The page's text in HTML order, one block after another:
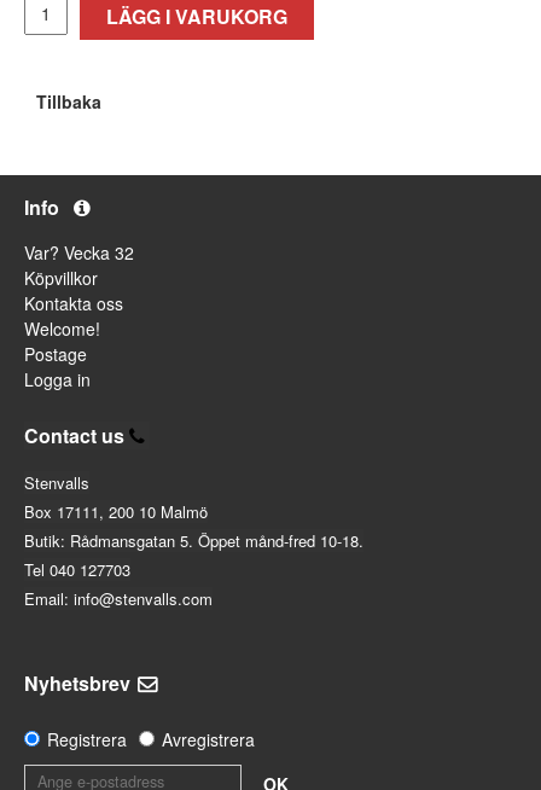
LÄGG I VARUKORG
Tillbaka
Info
Var? Vecka 32
Köpvillkor
Kontakta oss
Welcome!
Postage
Logga in
Contact us
Stenvalls
Box 17111, 200 10 Malmö
Butik: Rådmansgatan 5. Öppet månd-fred 10-18.
Tel 040 127703
Email: info@stenvalls.com
Nyhetsbrev
Registrera
Avregistrera
OK